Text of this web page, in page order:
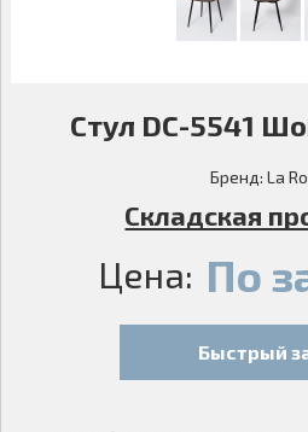
Стул DC-5541
Бренд: La
Складская
Цена: По
Быстрый